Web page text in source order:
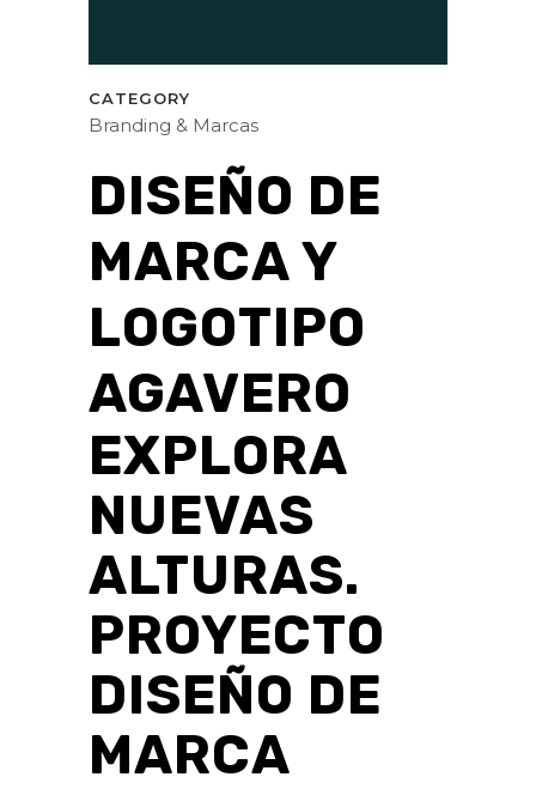
CATEGORY
Branding & Marcas
DISEÑO DE
MARCA Y
LOGOTIPO
AGAVERO
EXPLORA
NUEVAS
ALTURAS.
PROYECTO
DISEÑO DE
MARCA